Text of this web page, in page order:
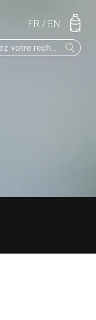
FR / EN